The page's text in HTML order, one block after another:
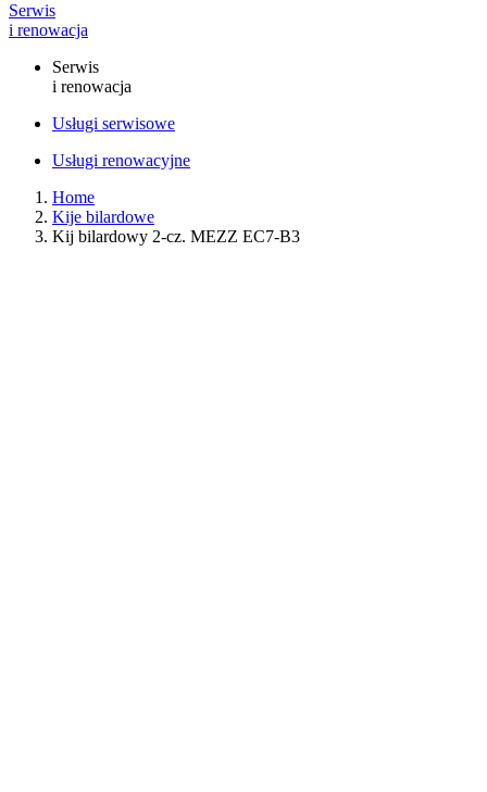
Serwis
i renowacja
Serwis
i renowacja
Usługi serwisowe
Usługi renowacyjne
Home
Kije bilardowe
Kij bilardowy 2-cz. MEZZ EC7-B3